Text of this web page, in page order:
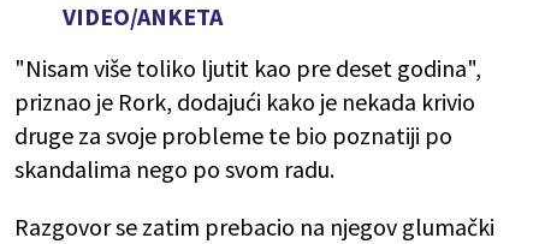
VIDEO/ANKETA
"Nisam više toliko ljutit kao pre deset godina",
priznao je Rork, dodajući kako je nekada krivio
druge za svoje probleme te bio poznatiji po
skandalima nego po svom radu.
Razgovor se zatim prebacio na njegov glumački